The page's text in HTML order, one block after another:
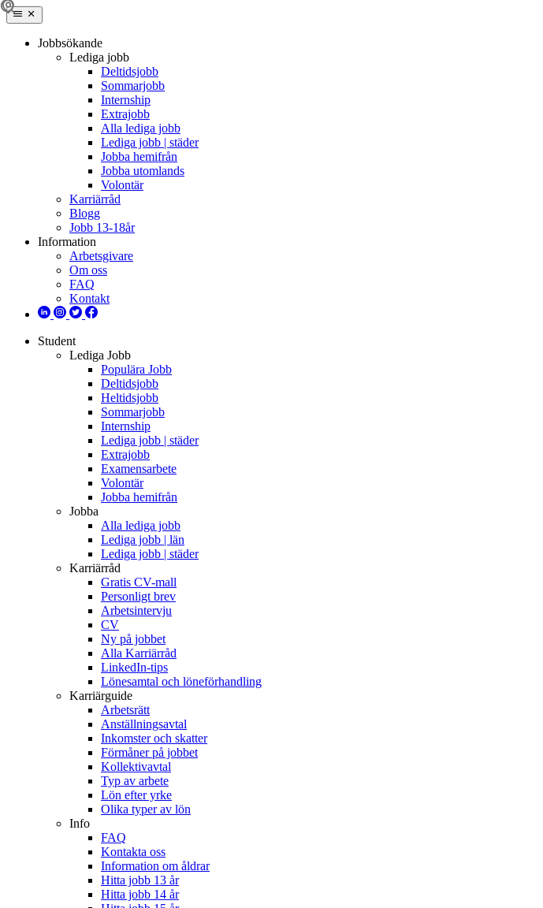
Jobbsökande
Lediga jobb
Deltidsjobb
Sommarjobb
Internship
Extrajobb
Alla lediga jobb
Lediga jobb | städer
Jobba hemifrån
Jobba utomlands
Volontär
Karriärråd
Blogg
Jobb 13-18år
Information
Arbetsgivare
Om oss
FAQ
Kontakt
Student
Lediga Jobb
Populära Jobb
Deltidsjobb
Heltidsjobb
Sommarjobb
Internship
Lediga jobb | städer
Extrajobb
Examensarbete
Volontär
Jobba hemifrån
Jobba
Alla lediga jobb
Lediga jobb | län
Lediga jobb | städer
Karriärråd
Gratis CV-mall
Personligt brev
Arbetsintervju
CV
Ny på jobbet
Alla Karriärråd
LinkedIn-tips
Lönesamtal och löneförhandling
Karriärguide
Arbetsrätt
Anställningsavtal
Inkomster och skatter
Förmåner på jobbet
Kollektivavtal
Typ av arbete
Lön efter yrke
Olika typer av lön
Info
FAQ
Kontakta oss
Information om åldrar
Hitta jobb 13 år
Hitta jobb 14 år